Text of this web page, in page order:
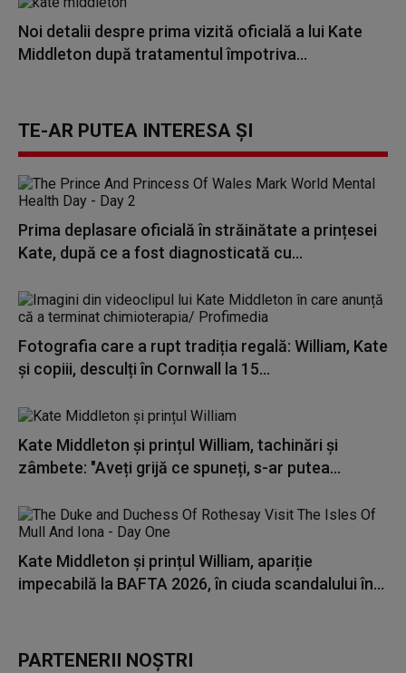
Noi detalii despre prima vizită oficială a lui Kate
Middleton după tratamentul împotriva...
TE-AR PUTEA INTERESA ȘI
Prima deplasare oficială în străinătate a prințesei
Kate, după ce a fost diagnosticată cu...
Fotografia care a rupt tradiția regală: William, Kate
și copiii, desculți în Cornwall la 15...
Kate Middleton și prințul William, tachinări și
zâmbete: "Aveți grijă ce spuneți, s-ar putea...
Kate Middleton și prințul William, apariție
impecabilă la BAFTA 2026, în ciuda scandalului în...
PARTENERII NOȘTRI